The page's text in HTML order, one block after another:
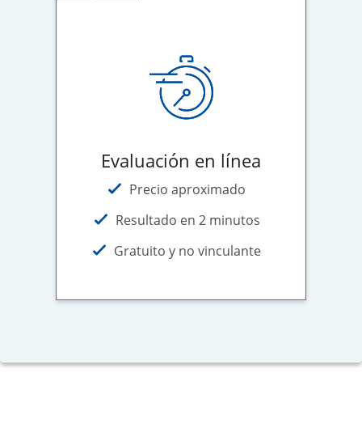
Evaluación en línea
Precio aproximado
Resultado en 2 minutos
Gratuito y no vinculante